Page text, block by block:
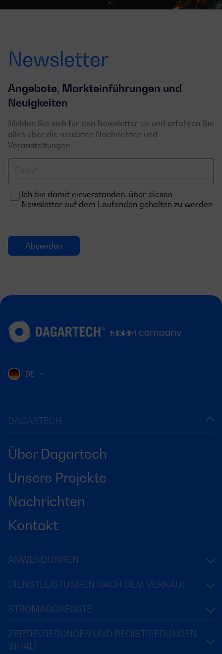
Newsletter
Angebote, Markteinführungen und
Neuigkeiten
Melden Sie sich für den Newsletter an und erfahren Sie
alles über die neuesten Nachrichten und
Veranstaltungen
Ich bin damit einverstanden, über diesen
Newsletter auf dem Laufenden gehalten zu werden
DAGARTECH
Über Dagartech
Unsere Projekte
Nachrichten
Kontakt
DE
ANWENDUNGEN
DIENSTLEISTUNGEN NACH DEM VERKAUF
STROMAGGREGATE
ZERTIFIZIERUNGEN UND REGISTRIERUNGEN
INHALT